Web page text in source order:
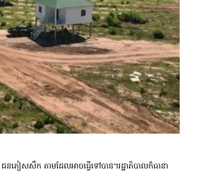
ជនភៀសសឹក តាមដែលអាចធ្វើទៅបាន។រដ្ឋាភិបាលក៏ធានា